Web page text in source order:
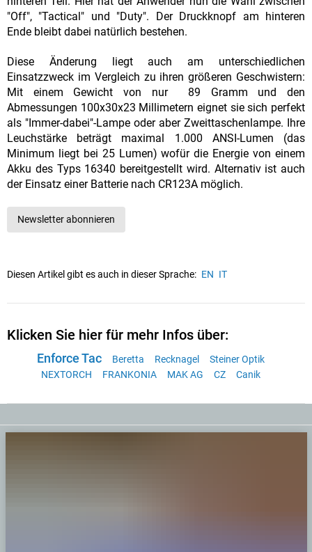
"Off", "Tactical" und "Duty". Der Druckknopf am hinteren
Ende bleibt dabei natürlich bestehen.
Diese Änderung liegt auch am unterschiedlichen
Einsatzzweck im Vergleich zu ihren größeren Geschwistern:
Mit einem Gewicht von nur 89 Gramm und den
Abmessungen 100x30x23 Millimetern eignet sie sich perfekt
als "Immer-dabei"-Lampe oder aber Zweittaschenlampe. Ihre
Leuchstärke beträgt maximal 1.000 ANSI-Lumen (das
Minimum liegt bei 25 Lumen) wofür die Energie von einem
Akku des Typs 16340 bereitgestellt wird. Alternativ ist auch
der Einsatz einer Batterie nach CR123A möglich.
Newsletter abonnieren
Diesen Artikel gibt es auch in dieser Sprache: EN IT
Klicken Sie hier für mehr Infos über:
Enforce Tac Beretta Recknagel
Steiner Optik
NEXTORCH
FRANKONIA MAK AG CZ Canik